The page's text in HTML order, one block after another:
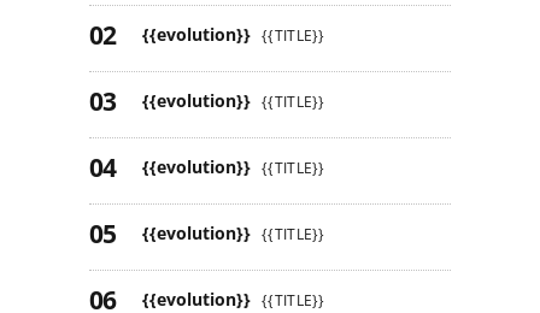
{{evolution}} {{TITLE}}
{{evolution}} {{TITLE}}
{{evolution}} {{TITLE}}
{{evolution}} {{TITLE}}
{{evolution}} {{TITLE}}